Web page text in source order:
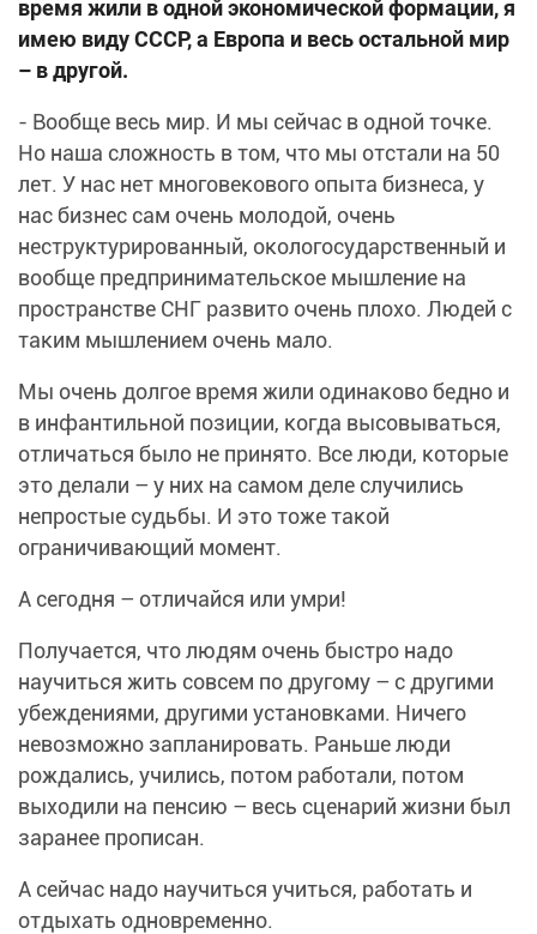
время жили в одной экономической формации, я
имею виду СССР, а Европа и весь остальной мир
– в другой.
- Вообще весь мир. И мы сейчас в одной точке.
Но наша сложность в том, что мы отстали на 50
лет. У нас нет многовекового опыта бизнеса, у
нас бизнес сам очень молодой, очень
неструктурированный, окологосударственный и
вообще предпринимательское мышление на
пространстве СНГ развито очень плохо. Людей с
таким мышлением очень мало.
Мы очень долгое время жили одинаково бедно и
в инфантильной позиции, когда высовываться,
отличаться было не принято. Все люди, которые
это делали – у них на самом деле случились
непростые судьбы. И это тоже такой
ограничивающий момент.
А сегодня – отличайся или умри!
Получается, что людям очень быстро надо
научиться жить совсем по другому – с другими
убеждениями, другими установками. Ничего
невозможно запланировать. Раньше люди
рождались, учились, потом работали, потом
выходили на пенсию – весь сценарий жизни был
заранее прописан.
А сейчас надо научиться учиться, работать и
отдыхать одновременно.